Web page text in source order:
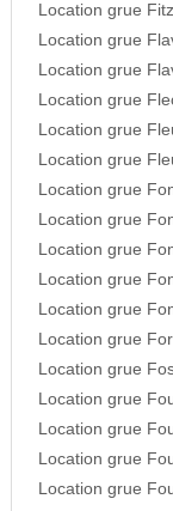
Location grue
Location grue
Location grue
Location grue
Location grue
Location grue
Location grue
Location grue
Location grue
Location grue
Location grue
Location grue
Location grue
Location grue
Location grue
Location grue
Location grue